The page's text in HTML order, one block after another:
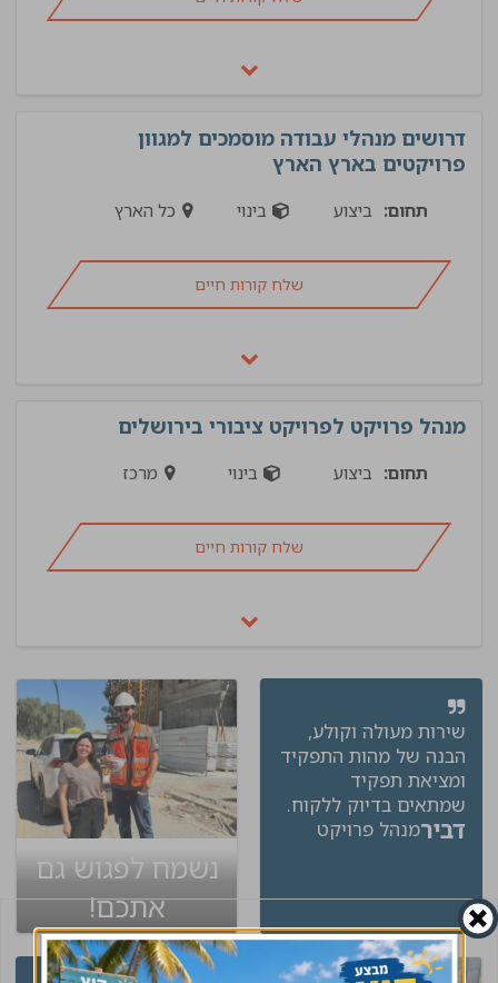
דרושים מנהלי עבודה מוסמכים למגוון
פרויקטים בארץ הארץ
תחום: ביצוע בינוי כל הארץ
שלח קורות חיים
מנהל פרויקט לפרויקט ציבורי בירושלים
תחום: ביצוע בינוי מרכז
שלח קורות חיים
שירות מעולה וקולע,
הבנה של מהות התפקיד
ומציאת תפקיד
שמתאים בדיוק ללקוח.
דבירמנהל פרויקט
נשמח לפגוש גם
אתכם!